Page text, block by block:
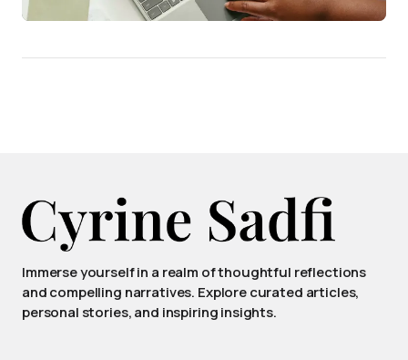
Immerse yourself in a realm of thoughtful reflections
and compelling narratives. Explore curated articles,
personal stories, and inspiring insights.